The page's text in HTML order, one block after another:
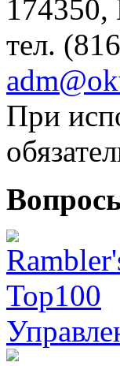
174350,
тел.
При